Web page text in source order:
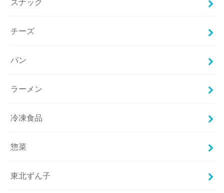
スナック
チーズ
パン
ラーメン
冷凍食品
惣菜
東北ずん子